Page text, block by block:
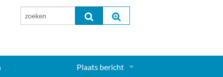
Plaats bericht